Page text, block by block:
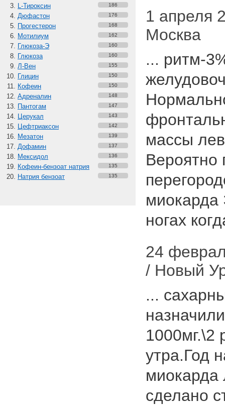
L-Тироксин 186
Дюфастон 176
Прогестерон 168
Мотилиум 162
Глюкоза-Э 160
Глюкоза 160
Л-Вен 155
Глицин 150
Кофеин 150
Адреналин 148
Пантогам 147
Церукал 143
Цефтриаксон 142
Мезатон 139
Дофамин 137
Мексидол 136
Кофеин-бензоат натрия 135
Натрия бензоат 135
1 апреля
Москва
... ритм-
массы
Вероятно
ногах
24
/ Новый
...
1000мг.\2
утра.Год
миокарда
сделано